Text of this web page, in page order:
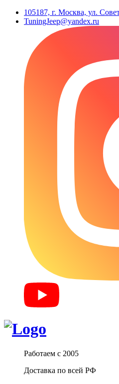
105187, г. Москва, ул.
TuningJeep@yandex.ru
Работаем с 2005
Доставка по всей РФ